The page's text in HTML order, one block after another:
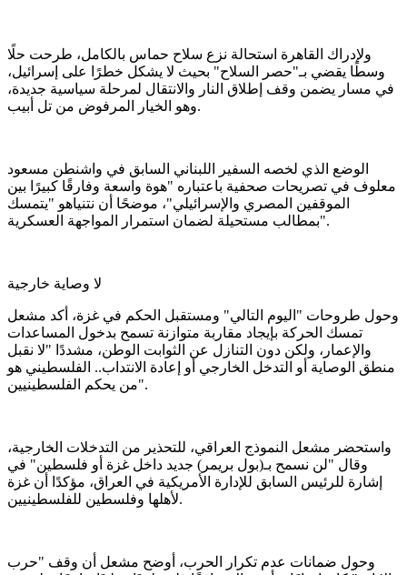
ولإدراك القاهرة استحالة نزع سلاح حماس بالكامل، طرحت حلًا
وسطًا يقضي بـ"حصر السلاح" بحيث لا يشكل خطرًا على إسرائيل،
في مسار يضمن وقف إطلاق النار والانتقال لمرحلة سياسية جديدة،
وهو الخيار المرفوض من تل أبيب.
الوضع الذي لخصه السفير اللبناني السابق في واشنطن مسعود
معلوف في تصريحات صحفية باعتباره "هوة واسعة وفارقًا كبيرًا بين
الموقفين المصري والإسرائيلي"، موضحًا أن نتنياهو "يتمسك
بمطالب مستحيلة لضمان استمرار المواجهة العسكرية".
لا وصاية خارجية
وحول طروحات "اليوم التالي" ومستقبل الحكم في غزة، أكد مشعل
تمسك الحركة بإيجاد مقاربة متوازنة تسمح بدخول المساعدات
والإعمار، ولكن دون التنازل عن الثوابت الوطن، مشددًا "لا نقبل
منطق الوصاية أو التدخل الخارجي أو إعادة الانتداب.. الفلسطيني هو
من يحكم الفلسطينيين".
واستحضر مشعل النموذج العراقي، للتحذير من التدخلات الخارجية،
وقال "لن نسمح بـ(بول بريمر) جديد داخل غزة أو فلسطين" في
إشارة للرئيس السابق للإدارة الأمريكية في العراق، مؤكدًا أن غزة
لأهلها وفلسطين للفلسطينيين.
وحول ضمانات عدم تكرار الحرب، أوضح مشعل أن وقف "حرب